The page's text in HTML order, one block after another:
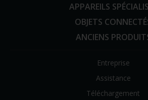
APPAREILS
OBJETS
ANCIENS
Entreprise
Assistance
Téléchargement